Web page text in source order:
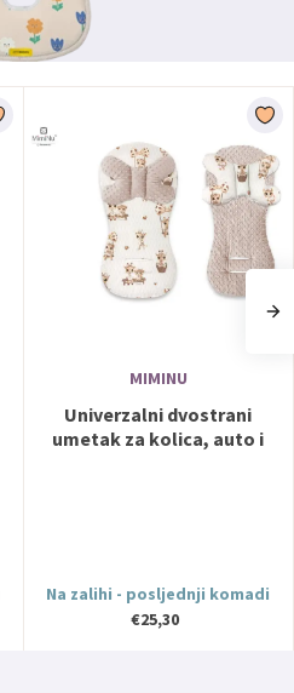
MIMINU
Univerzalni dvostrani
umetak za kolica, auto i
Na zalihi - posljednji komadi
€25,30